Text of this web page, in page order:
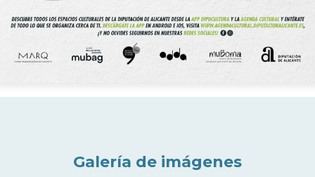
Galería de imágenes